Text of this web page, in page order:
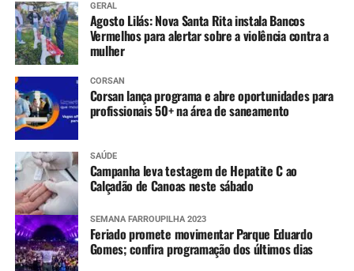
GERAL
Agosto Lilás: Nova Santa Rita instala Bancos
Vermelhos para alertar sobre a violência contra a
mulher
CORSAN
Corsan lança programa e abre oportunidades para
profissionais 50+ na área de saneamento
SAÚDE
Campanha leva testagem de Hepatite C ao
Calçadão de Canoas neste sábado
SEMANA FARROUPILHA 2023
Feriado promete movimentar Parque Eduardo
Gomes; confira programação dos últimos dias